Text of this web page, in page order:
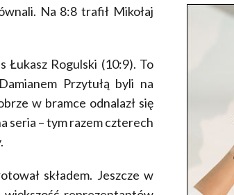
Na 8:8 trafił Mikołaj
Łukasz Rogulski (10:9). To
Przytułą byli na
w bramce odnalazł się
seria – tym razem czterech
składem. Jeszcze w